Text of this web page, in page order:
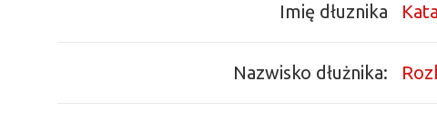
Imię dłuznika
Nazwisko dłużnika: